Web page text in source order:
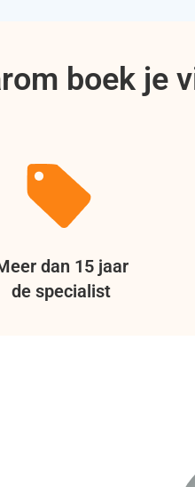
boek je
dan 15 jaar
de specialist